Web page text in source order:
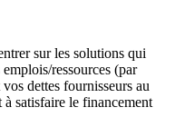
sur les solutions qui
ressources (par
dettes fournisseurs au
satisfaire le financement